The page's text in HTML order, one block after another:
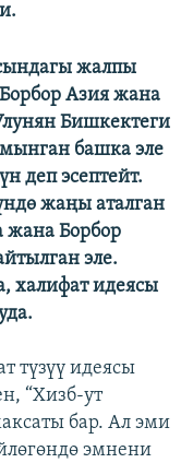
жалпы
Азия жана
Бишкектеги
башка эле
деп эсептейт.
жаңы аталган
жана Борбор
эле.
халифат идеясы
түзүү идеясы
“Хизб-ут
бар. Ал эми
эмнени